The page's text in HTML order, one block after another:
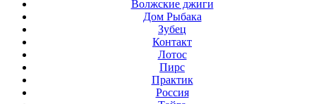
Волжские джиги
Дом Рыбака
Зубец
Контакт
Лотос
Пирс
Практик
Россия